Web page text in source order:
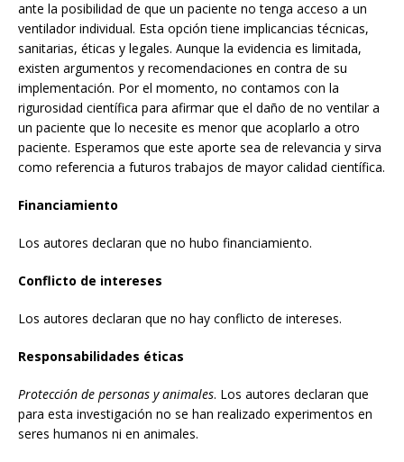
ante la posibilidad de que un paciente no tenga acceso a un
ventilador individual. Esta opción tiene implicancias técnicas,
sanitarias, éticas y legales. Aunque la evidencia es limitada,
existen argumentos y recomendaciones en contra de su
implementación. Por el momento, no contamos con la
rigurosidad científica para afirmar que el daño de no ventilar a
un paciente que lo necesite es menor que acoplarlo a otro
paciente. Esperamos que este aporte sea de relevancia y sirva
como referencia a futuros trabajos de mayor calidad científica.
Financiamiento
Los autores declaran que no hubo financiamiento.
Conflicto de intereses
Los autores declaran que no hay conflicto de intereses.
Responsabilidades éticas
Protección de personas y animales. Los autores declaran que
para esta investigación no se han realizado experimentos en
seres humanos ni en animales.